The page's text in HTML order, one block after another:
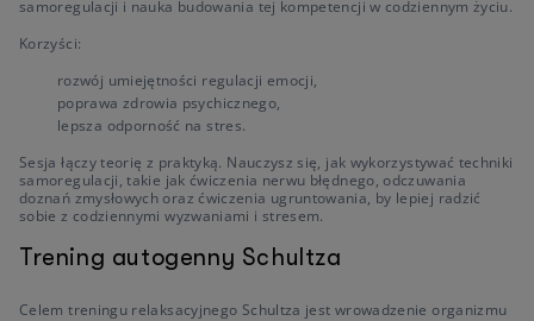
samoregulacji i nauka budowania tej kompetencji w codziennym życiu.
Korzyści:
rozwój umiejętności regulacji emocji,
poprawa zdrowia psychicznego,
lepsza odporność na stres.
Sesja łączy teorię z praktyką. Nauczysz się, jak wykorzystywać techniki
samoregulacji, takie jak ćwiczenia nerwu błędnego, odczuwania
doznań zmysłowych oraz ćwiczenia ugruntowania, by lepiej radzić
sobie z codziennymi wyzwaniami i stresem.
Trening autogenny Schultza
Celem treningu relaksacyjnego Schultza jest wrowadzenie organizmu